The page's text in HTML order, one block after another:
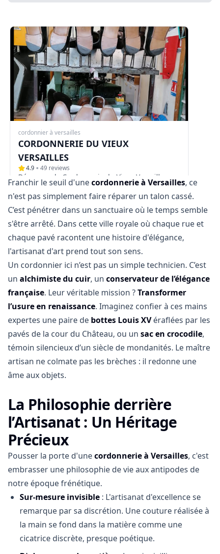
cordonnier à versailles
CORDONNERIE DU VIEUX
VERSAILLES
4.9 49 reviews
Découvrez la Cordonnerie du Vieux Versailles :
L'Art de la Chaussure au Service de Votre
Élégance
cordonnier à versailles
Le P'tit Cordonnier
4.4 90 reviews
Atelier traditionnel de réparation de chaussures
et maroquinerie, ouvert depuis 1992.
Franchir le seuil d'unecordonnerie à Versailles, ce
n'est pas simplement faire réparer un talon cassé.
C’est pénétrer dans un sanctuaire où le temps semble
s'être arrêté. Dans cette ville royale où chaque rue et
chaque pavé racontent une histoire d'élégance,
l'artisanat d'art prend tout son sens.
Un cordonnier ici n’est pas un simple technicien. C’est
un alchimiste du cuir, un conservateur de l’élégance
française. Leur véritable mission ?Transformer
l’usure en renaissance. Imaginez confier à ces mains
expertes une paire de bottes Louis XVéraflées par les
pavés de la cour du Château, ou un sac en crocodile,
témoin silencieux d’un siècle de mondanités. Le maître
artisan ne colmate pas les brèches : il redonne une
âme aux objets.
La Philosophie derrière
l’Artisanat : Un Héritage
Précieux
Pousser la porte d'unecordonnerie à Versailles, c'est
embrasser une philosophie de vie aux antipodes de
notre époque frénétique.
Sur-mesure invisible : L'artisanat d'excellence se
remarque par sa discrétion. Une couture réalisée à
la main se fond dans la matière comme une
cicatrice discrète, presque poétique.